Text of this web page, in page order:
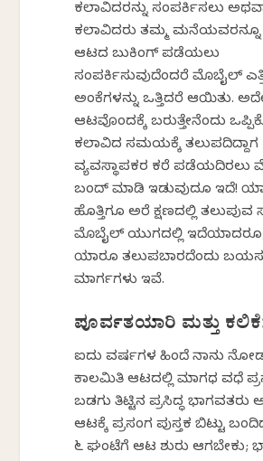
ಕಲಾವಿದರನ್ನು ಸಂಪರ್ಕಿಸಲು
ಕಲಾವಿದರು ತಮ್ಮ ಮನೆಯವರನ್ನೂ
ಆಟದ ಬುಕಿಂಗ್ ಪಡೆಯಲು
ಸಂಪರ್ಕಿಸುವುದೆಂದರೆ ಮೊಬೈಲ್
ಅಂಕೆಗಳನ್ನು ಒತ್ತಿದರೆ ಆಯಿತು.
ಆಟವೊಂದಕ್ಕೆ ಬರುತ್ತೇನೆಂದು
ಕಲಾವಿದ ಸಮಯಕ್ಕೆ ತಲುಪದಿದ್ದಾಗ
ವ್ಯವಸ್ಥಾಪಕರ ಕರೆ ಪಡೆಯದಿರಲು
ಬಂದ್ ಮಾಡಿ ಇಡುವುದೂ ಇದೆ!
ಹೊತ್ತಿಗೂ ಅರೆ ಕ್ಷಣದಲ್ಲಿ ತಲುಪುವ
ಮೊಬೈಲ್ ಯುಗದಲ್ಲಿ ಇದೆಯಾದರೂ,
ಯಾರೂ ತಲುಪಬಾರದೆಂದು
ಮಾರ್ಗಗಳು ಇವೆ.
ಪೂರ್ವತಯಾರಿ ಮತ್ತು
ಐದು ವರ್ಷಗಳ ಹಿಂದೆ ನಾನು
ಕಾಲಮಿತಿ ಆಟದಲ್ಲಿ ಮಾಗಧ ವಧೆ
ಬಡಗು ತಿಟ್ಟಿನ ಪ್ರಸಿದ್ಧ ಭಾಗವತರು
ಆಟಕ್ಕೆ ಪ್ರಸಂಗ ಪುಸ್ತಕ ಬಿಟ್ಟು
೬ ಘಂಟೆಗೆ ಆಟ ಶುರು ಆಗಬೇಕು;